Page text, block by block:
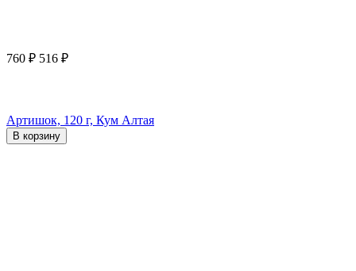
760 ₽ 516 ₽
Артишок, 120 г, Кум Алтая
В корзину